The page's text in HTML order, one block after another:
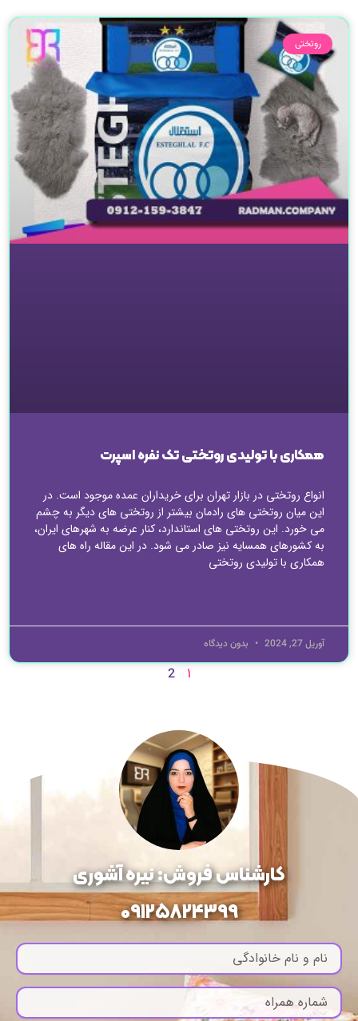
روتختی
همکاری با تولیدی روتختی تک نفره اسپرت
انواع روتختی در بازار تهران برای خریداران عمده موجود است. در
این میان روتختی های رادمان بیشتر از روتختی های دیگر به چشم
می خورد. این روتختی های استاندارد، کنار عرضه به شهرهای ایران،
به کشورهای همسایه نیز صادر می شود. در این مقاله راه های
همکاری با تولیدی روتختی
آوریل 27, 2024 بدون دیدگاه
1
2
کارشناس فروش: نیره آشوری
09125824399